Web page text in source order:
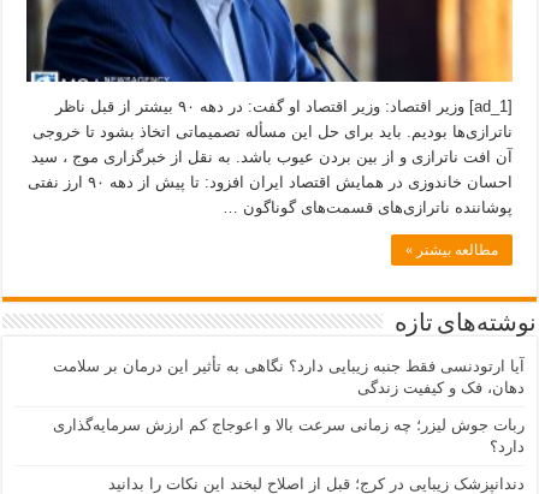
[ad_1] وزیر اقتصاد: وزیر اقتصاد او گفت: در دهه ۹۰ بیشتر از قبل ناظر
ناترازی‌ها بودیم. باید برای حل این مسأله تصمیماتی اتخاذ بشود تا خروجی
آن افت ناترازی و از بین بردن عیوب باشد. به نقل از خبرگزاری موج ، سید
احسان خاندوزی در همایش اقتصاد ایران افزود: تا پیش از دهه ۹۰ ارز نفتی
پوشاننده ناترازی‌های قسمت‌های گوناگون …
مطالعه بیشتر »
نوشته‌های تازه
آیا ارتودنسی فقط جنبه زیبایی دارد؟ نگاهی به تأثیر این درمان بر سلامت
دهان، فک و کیفیت زندگی
ربات جوش لیزر؛ چه زمانی سرعت بالا و اعوجاج کم ارزش سرمایه‌گذاری
دارد؟
دندانپزشک زیبایی در کرج؛ قبل از اصلاح لبخند این نکات را بدانید